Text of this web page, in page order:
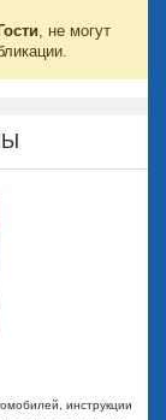
Гости, не могут
инструкции